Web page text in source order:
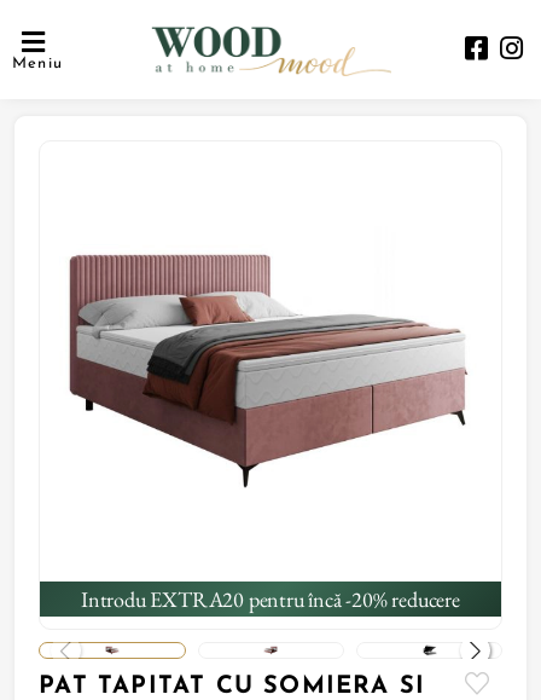
Meniu
Introdu EXTRA20 pentru încă -20% reducere
PAT TAPITAT CU SOMIERA SI